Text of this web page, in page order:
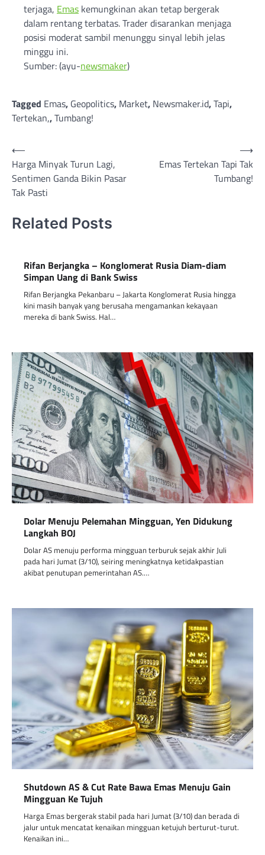
terjaga, Emas kemungkinan akan tetap bergerak
dalam rentang terbatas. Trader disarankan menjaga
posisi moderat sambil menunggu sinyal lebih jelas
minggu ini.
Sumber: (ayu-newsmaker)
Tagged Emas, Geopolitics, Market, Newsmaker.id,Tapi,
Tertekan,,Tumbang!
Post
navigation
⟵
Harga Minyak Turun Lagi,
Sentimen Ganda Bikin Pasar
Tak Pasti
Emas Tertekan Tapi Tak
Tumbang!
⟶
Related Posts
Rifan Berjangka – Konglomerat Rusia Diam-diam
Simpan Uang di Bank Swiss
Rifan Berjangka Pekanbaru – Jakarta Konglomerat Rusia hingga
kini masih banyak yang berusaha mengamankan kekayaan
mereka di bank Swiss. Hal…
Dolar Menuju Pelemahan Mingguan, Yen Didukung
Langkah BOJ
Dolar AS menuju performa mingguan terburuk sejak akhir Juli
pada hari Jumat (3/10), seiring meningkatnya ketidakpastian
akibat penutupan pemerintahan AS.…
Shutdown AS & Cut Rate Bawa Emas Menuju Gain
Mingguan Ke Tujuh
Harga Emas bergerak stabil pada hari Jumat (3/10) dan berada di
jalur untuk mencatat kenaikan mingguan ketujuh berturut-turut.
Kenaikan ini…